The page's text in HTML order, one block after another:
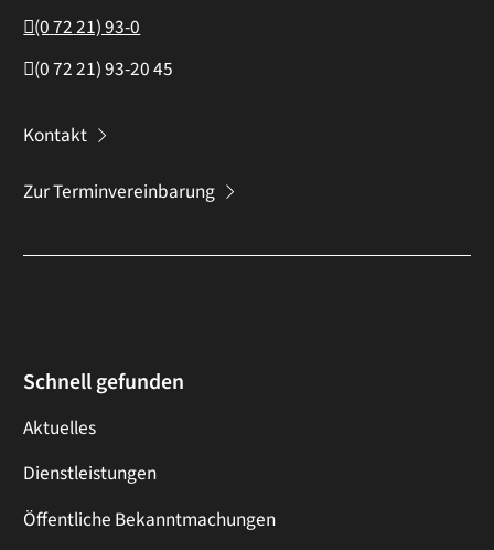
(07221) 93-0
(07221) 93-2045
Kontakt
Zur Terminvereinbarung
Schnell gefunden
Aktuelles
Dienstleistungen
Öffentliche Bekanntmachungen